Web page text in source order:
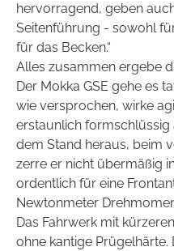
hervorragend, geben
Seitenführung - sowohl
für das Becken.“
Alles zusammen ergebe
Der Mokka GSE gehe es
wie versprochen, wirke
erstaunlich formschlüssig
dem Stand heraus, beim
zerre er nicht übermäßig
ordentlich für eine
Newtonmeter
Das Fahrwerk mit
ohne kantige Prügelhärte.